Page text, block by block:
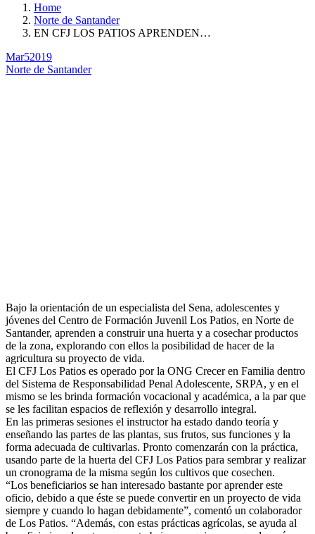
Home
Norte de Santander
EN CFJ LOS PATIOS APRENDEN…
Mar52019
Norte de Santander
Bajo la orientación de un especialista del Sena, adolescentes y
jóvenes del Centro de Formación Juvenil Los Patios, en Norte de
Santander, aprenden a construir una huerta y a cosechar productos
de la zona, explorando con ellos la posibilidad de hacer de la
agricultura su proyecto de vida.
El CFJ Los Patios es operado por la ONG Crecer en Familia dentro
del Sistema de Responsabilidad Penal Adolescente, SRPA, y en el
mismo se les brinda formación vocacional y académica, a la par que
se les facilitan espacios de reflexión y desarrollo integral.
En las primeras sesiones el instructor ha estado dando teoría y
enseñando las partes de las plantas, sus frutos, sus funciones y la
forma adecuada de cultivarlas. Pronto comenzarán con la práctica,
usando parte de la huerta del CFJ Los Patios para sembrar y realizar
un cronograma de la misma según los cultivos que cosechen.
“Los beneficiarios se han interesado bastante por aprender este
oficio, debido a que éste se puede convertir en un proyecto de vida
siempre y cuando lo hagan debidamente”, comentó un colaborador
de Los Patios. “Además, con estas prácticas agrícolas, se ayuda al